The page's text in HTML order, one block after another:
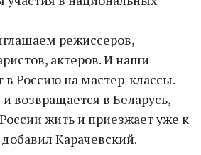
режиссеров,
актеров. И наши
в Россию на мастер-классы.
возвращается в Беларусь,
жить и приезжает уже к
Карачевский.